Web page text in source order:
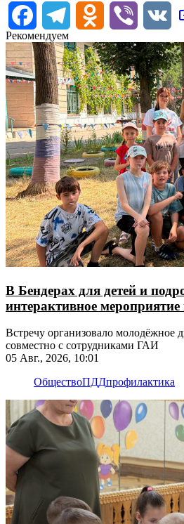
FacebookTelegram Odnoklassniki
Viber
Рекомендуем
В Бендерах для детей и
интерактивное
Встречу организовало молодёжное
совместно с сотрудниками ГАИ
05 Авг., 2026, 10:01
ОбществоПДДпрофилактика